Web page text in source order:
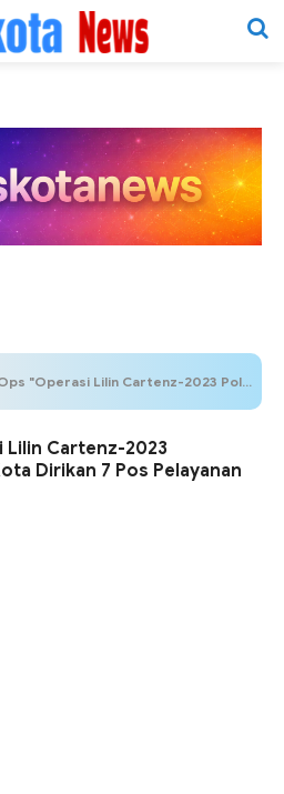
Lilin Cartenz-2023 Polresta Jayapura Kota Dirikan 7 Pos Pelayanan Masyarakat"
Lilin Cartenz-2023
Dirikan 7 Pos Pelayanan